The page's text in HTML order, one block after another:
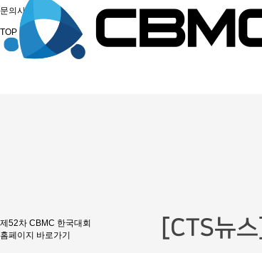
제52차 CBMC 한국대회
홈페이지 바로가기
문의사항
TOP
[CTS뉴